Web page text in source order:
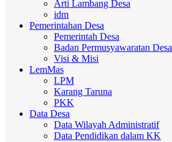
Arti Lambang Desa
idm
Pemerintahan Desa
Pemerintah Desa
Badan Permusyawaratan Desa
Visi & Misi
LemMas
LPM
Karang Taruna
PKK
Data Desa
Data Wilayah Administratif
Data Pendidikan dalam KK